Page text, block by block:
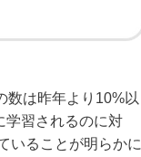
数は昨年より10%以
学習されるのに対
いることが明らかに